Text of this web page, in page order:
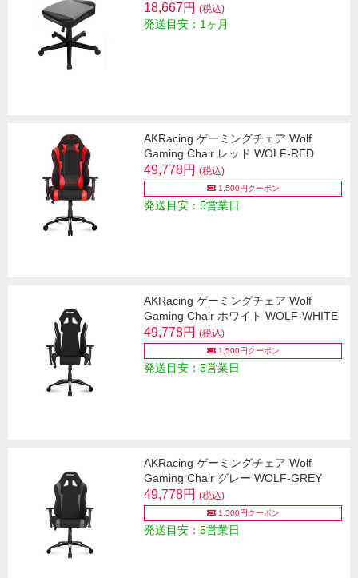
18,667円 (税込)
発送目安：1ヶ月
AKRacing ゲーミングチェア Wolf
Gaming Chair レッド WOLF-RED
49,778円 (税込)
1,500円クーポン
発送目安：5営業日
AKRacing ゲーミングチェア Wolf
Gaming Chair ホワイト WOLF-WHITE
49,778円 (税込)
1,500円クーポン
発送目安：5営業日
AKRacing ゲーミングチェア Wolf
Gaming Chair グレー WOLF-GREY
49,778円 (税込)
1,500円クーポン
発送目安：5営業日